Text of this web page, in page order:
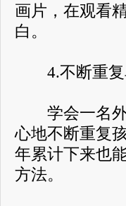
画片，在观看
白。
4.不断重复
学会一名外
心地不断重复
年累计下来也
方法。